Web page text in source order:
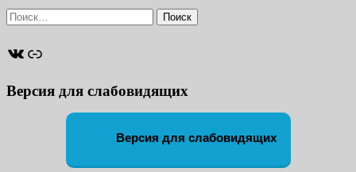
Найти:
ВКонтакте
Ссылка
Версия для слабовидящих
Версия для слабовидящих